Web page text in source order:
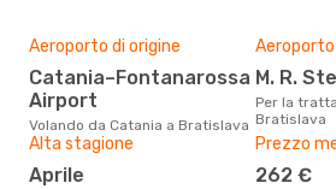
Aeroporto di origine
Catania–Fontanarossa
Airport
Volando da Catania a Bratislava
M. R.
Per la tratta da Catania a
Bratislava
Alta stagione
aprile
Prezzo
262 €